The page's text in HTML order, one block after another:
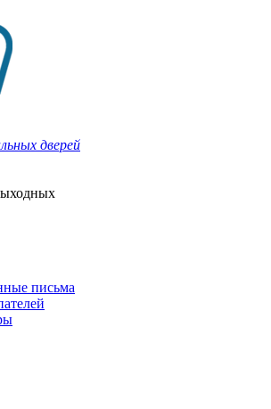
дверей
письма